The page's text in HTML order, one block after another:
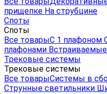
прищепке На струбцине
Споты
Споты
Все товарыС 1 плафоном
плафонами Встраиваемые
Трековые системы
Трековые системы
Все товарыСистемы в
Струнные светильники